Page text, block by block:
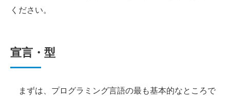
ください。
宣言・型
まずは、プログラミング言語の最も基本的なところで